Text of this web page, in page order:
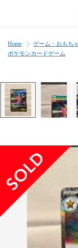
Home ゲーム・おもち
ポケモンカードゲーム